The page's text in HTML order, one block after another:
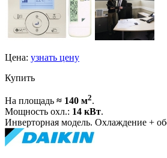
Цена: узнать цену
Купить
На площадь ≈ 140 м2.
Мощность охл.: 14 кВт.
Инверторная модель. Охлаждение +